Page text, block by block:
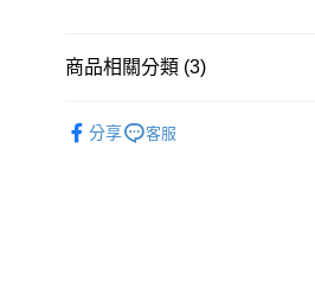
運送方式
免運費
商品相關分類 (3)
分享 客服